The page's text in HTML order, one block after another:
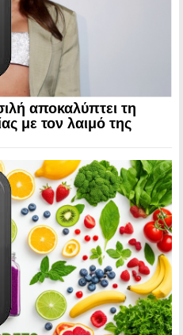
αποκαλύπτει τη
με τον λαιμό της